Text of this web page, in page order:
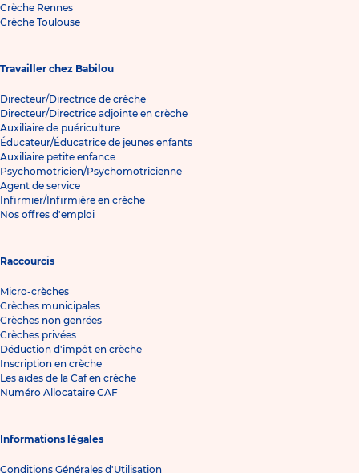
Crèche Rennes
Crèche Toulouse
Travailler chez Babilou
Directeur/Directrice de crèche
Directeur/Directrice adjointe en crèche
Auxiliaire de puériculture
Éducateur/Éducatrice de jeunes enfants
Auxiliaire petite enfance
Psychomotricien/Psychomotricienne
Agent de service
Infirmier/Infirmière en crèche
Nos offres d'emploi
Raccourcis
Micro-crèches
Crèches municipales
Crèches non genrées
Crèches privées
Déduction d'impôt en crèche
Inscription en crèche
Les aides de la Caf en crèche
Numéro Allocataire CAF
Informations légales
Conditions Générales d'Utilisation